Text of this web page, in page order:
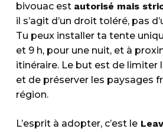
bivouac est autorisé mais
il s’agit d’un droit toléré, pas
Tu peux installer ta tente
et 9 h, pour une nuit, et à
itinéraire. Le but est de limiter
et de préserver les paysages
région.
L’esprit à adopter, c’est le